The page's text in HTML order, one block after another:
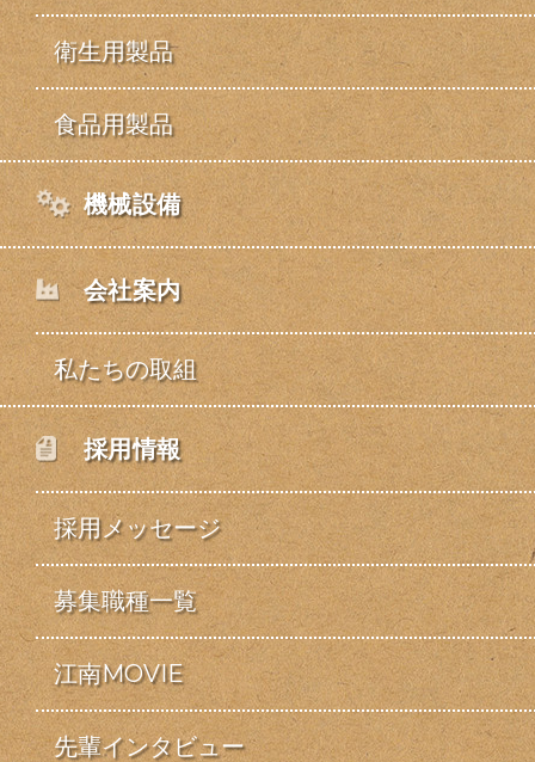
衛生用製品
食品用製品
機械設備
会社案内
私たちの取組
採用情報
採用メッセージ
募集職種一覧
江南MOVIE
先輩インタビュー